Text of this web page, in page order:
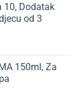
10, Dodatak
od 3
150ml, Za